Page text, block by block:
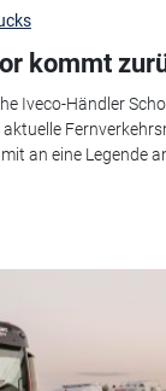
kommt
Iveco-Händler
an eine Legende